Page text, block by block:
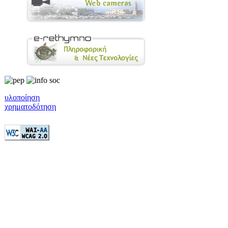
υλοποίηση
χρηματοδότηση